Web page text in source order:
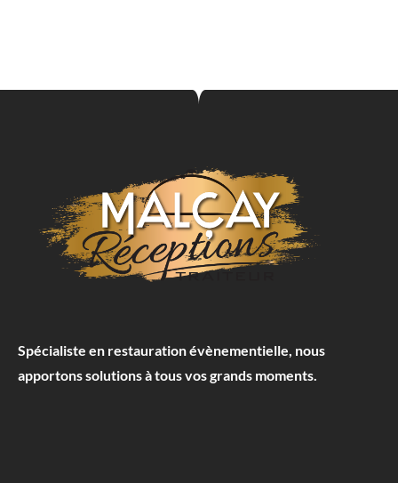
Spécialiste en restauration évènementielle, nous
apportons solutions à tous vos grands moments.